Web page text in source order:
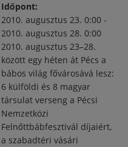
Időpont:
2010. augusztus 23. 0:00 -
2010. augusztus 28. 0:00
2010. augusztus 23–28.
között egy héten át Pécs a
bábos világ fővárosává lesz:
6 külföldi és 8 magyar
társulat verseng a Pécsi
Nemzetközi
Felnőttbábfesztivál díjaiért,
a szabadtéri vásári